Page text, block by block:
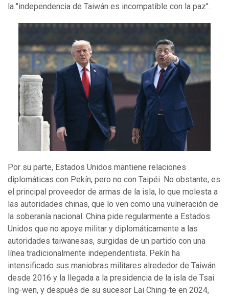
la "independencia de Taiwán es incompatible con la paz".
Por su parte, Estados Unidos mantiene relaciones
diplomáticas con Pekín, pero no con Taipéi. No obstante, es
el principal proveedor de armas de la isla, lo que molesta a
las autoridades chinas, que lo ven como una vulneración de
la soberanía nacional. China pide regularmente a Estados
Unidos que no apoye militar y diplomáticamente a las
autoridades taiwanesas, surgidas de un partido con una
línea tradicionalmente independentista. Pekín ha
intensificado sus maniobras militares alrededor de Taiwán
desde 2016 y la llegada a la presidencia de la isla de Tsai
Ing-wen, y después de su sucesor Lai Ching-te en 2024,